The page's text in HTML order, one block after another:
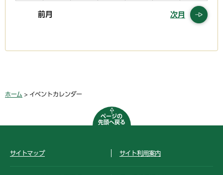
前月 次月
ホーム > イベントカレンダー
ページの
先頭へ戻る
サイトマップ サイト利用案内